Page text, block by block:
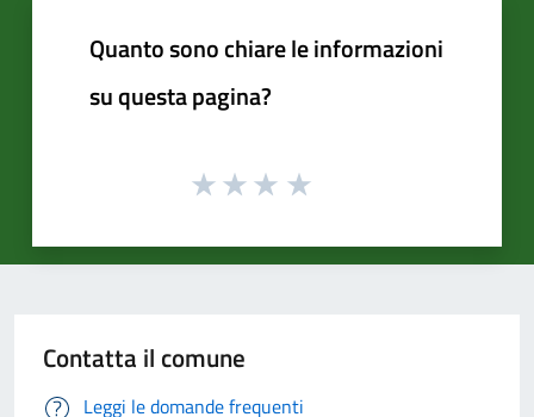
Quanto sono chiare le informazioni
su questa pagina?
Contatta il comune
Leggi le domande frequenti